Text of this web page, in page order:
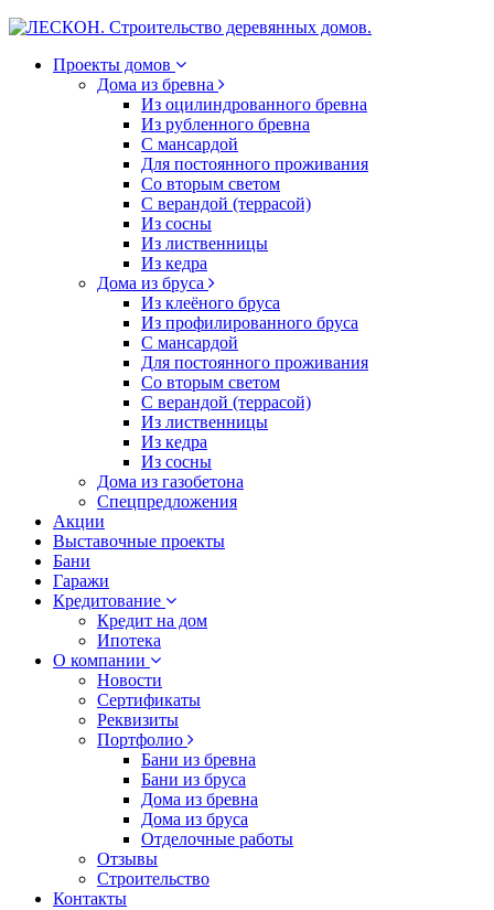
Проекты домов
Дома из бревна
Из оцилиндрованного бревна
Из рубленного бревна
С мансардой
Для постоянного проживания
Со вторым светом
С верандой (террасой)
Из сосны
Из лиственницы
Из кедра
Дома из бруса
Из клеёного бруса
Из профилированного бруса
С мансардой
Для постоянного проживания
Со вторым светом
С верандой (террасой)
Из лиственницы
Из кедра
Из сосны
Дома из газобетона
Спецпредложения
Акции
Выставочные проекты
Бани
Гаражи
Кредитование
Кредит на дом
Ипотека
О компании
Новости
Сертификаты
Реквизиты
Портфолио
Бани из бревна
Бани из бруса
Дома из бревна
Дома из бруса
Отделочные работы
Отзывы
Строительство
Контакты